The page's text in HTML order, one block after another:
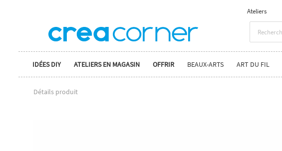
Ateliers
IDÉES DIY ATELIERS EN MAGASIN OFFRIR BEAUX-ARTS ART DU FIL
Détails produit